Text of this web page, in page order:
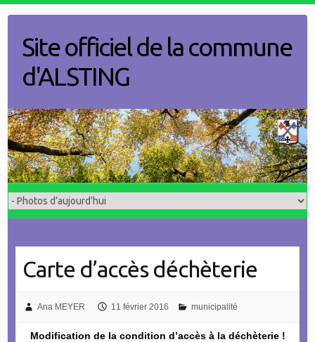
contentSite officiel de la commune
d'ALSTING
Carte d’accès déchèterie
Ana MEYER 11 février 2016 municipalité
Modification de la condition d’accès à la déchèterie !